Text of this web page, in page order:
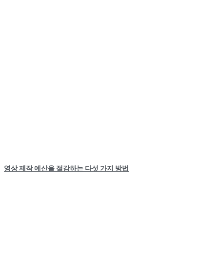
영상 제작 예산을 절감하는 다섯 가지 방법